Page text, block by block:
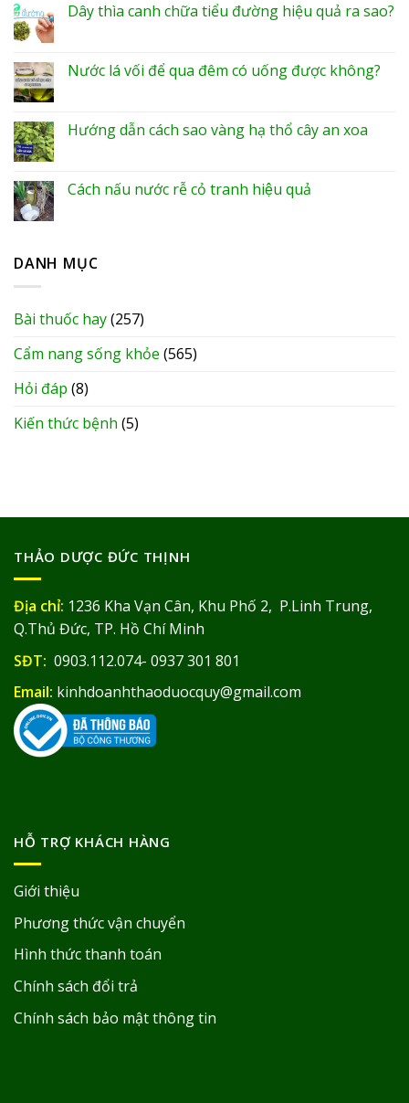
Dây thìa canh chữa tiểu đường hiệu quả ra sao?
Nước lá vối để qua đêm có uống được không?
Hướng dẫn cách sao vàng hạ thổ cây an xoa
Cách nấu nước rễ cỏ tranh hiệu quả
DANH MỤC
Bài thuốc hay(257)
Cẩm nang sống khỏe (565)
Hỏi đáp (8)
Kiến thức bệnh (5)
THẢO DƯỢC ĐỨC THỊNH
Địa chỉ: 1236 Kha Vạn Cân, Khu Phố 2, P.Linh Trung,
Q.Thủ Đức, TP. Hồ Chí Minh
SĐT: 0903.112.074- 0937 301 801
Email: kinhdoanhthaoduocquy@gmail.com
HỖ TRỢ KHÁCH HÀNG
Giới thiệu
Phương thức vận chuyển
Hình thức thanh toán
Chính sách đổi trả
Chính sách bảo mật thông tin